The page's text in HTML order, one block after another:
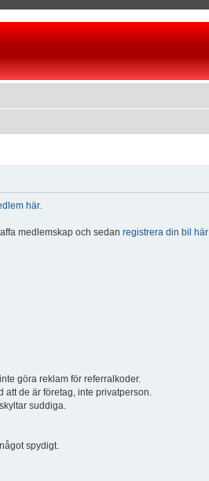
här
medlemskap och sedan registrera din bil här
göra reklam för referralkoder.
de är företag, inte privatperson.
suddiga.
spydigt.